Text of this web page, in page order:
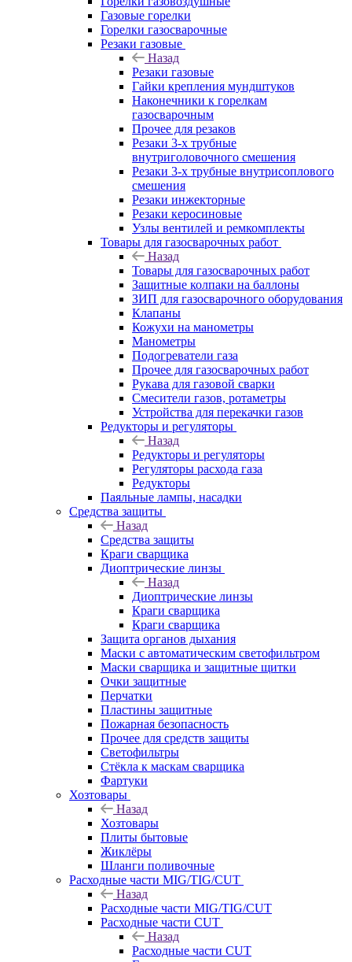
Газовые горелки
Горелки газосварочные
Резаки газовые
Назад
Резаки газовые
Гайки крепления мундштуков
Наконечники к горелкам
газосварочным
Прочее для резаков
Резаки 3-х трубные
внутриголовочного смешения
Резаки 3-х трубные внутрисоплового
смешения
Резаки инжекторные
Резаки керосиновые
Узлы вентилей и ремкомплекты
Товары для газосварочных работ
Назад
Товары для газосварочных работ
Защитные колпаки на баллоны
ЗИП для газосварочного оборудования
Клапаны
Кожухи на манометры
Манометры
Подогреватели газа
Прочее для газосварочных работ
Рукава для газовой сварки
Смесители газов, ротаметры
Устройства для перекачки газов
Редукторы и регуляторы
Назад
Редукторы и регуляторы
Регуляторы расхода газа
Редукторы
Паяльные лампы, насадки
Средства защиты
Назад
Средства защиты
Краги сварщика
Диоптрические линзы
Назад
Диоптрические линзы
Краги сварщика
Краги сварщика
Защита органов дыхания
Маски с автоматическим светофильтром
Маски сварщика и защитные щитки
Очки защитные
Перчатки
Пластины защитные
Пожарная безопасность
Прочее для средств защиты
Светофильтры
Стёкла к маскам сварщика
Фартуки
Хозтовары
Назад
Хозтовары
Плиты бытовые
Жиклёры
Шланги поливочные
Расходные части MIG/TIG/CUT
Назад
Расходные части MIG/TIG/CUT
Расходные части CUT
Назад
Расходные части CUT